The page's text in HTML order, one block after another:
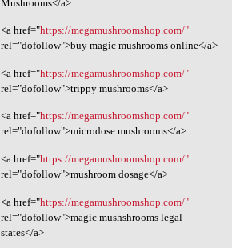
Mushrooms</a>
<a href="https://megamushroomshop.com/"
rel="dofollow">buy magic mushrooms online</a>
<a href="https://megamushroomshop.com/"
rel="dofollow">trippy mushrooms</a>
<a href="https://megamushroomshop.com/"
rel="dofollow">microdose mushrooms</a>
<a href="https://megamushroomshop.com/"
rel="dofollow">mushroom dosage</a>
<a href="https://megamushroomshop.com/"
rel="dofollow">magic mushshrooms legal
states</a>